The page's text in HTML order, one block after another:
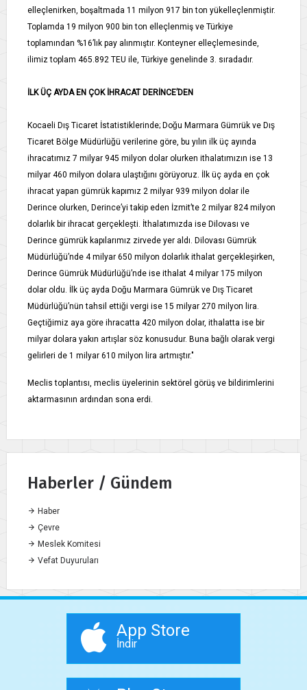
elleçlenirken, boşaltmada 11 milyon 917 bin ton yükelleçlenmiştir.
Toplamda 19 milyon 900 bin ton elleçlenmiş ve Türkiye
toplamından %16’lık pay alınmıştır. Konteyner elleçlemesinde,
ilimiz toplam 465.892 TEU ile, Türkiye genelinde 3. sıradadır.
İLK ÜÇ AYDA EN ÇOK İHRACAT DERİNCE’DEN
Kocaeli Dış Ticaret İstatistiklerinde; Doğu Marmara Gümrük ve Dış
Ticaret Bölge Müdürlüğü verilerine göre, bu yılın ilk üç ayında
ihracatımız 7 milyar 945 milyon dolar olurken ithalatımızın ise 13
milyar 460 milyon dolara ulaştığını görüyoruz. İlk üç ayda en çok
ihracat yapan gümrük kapımız 2 milyar 939 milyon dolar ile
Derince olurken, Derince’yi takip eden İzmit’te 2 milyar 824 milyon
dolarlık bir ihracat gerçekleşti. İthalatımızda ise Dilovası ve
Derince gümrük kapılarımız zirvede yer aldı. Dilovası Gümrük
Müdürlüğü’nde 4 milyar 650 milyon dolarlık ithalat gerçekleşirken,
Derince Gümrük Müdürlüğü’nde ise ithalat 4 milyar 175 milyon
dolar oldu. İlk üç ayda Doğu Marmara Gümrük ve Dış Ticaret
Müdürlüğü’nün tahsil ettiği vergi ise 15 milyar 270 milyon lira.
Geçtiğimiz aya göre ihracatta 420 milyon dolar, ithalatta ise bir
milyar dolara yakın artışlar söz konusudur. Buna bağlı olarak vergi
gelirleri de 1 milyar 610 milyon lira artmıştır."
Meclis toplantısı, meclis üyelerinin sektörel görüş ve bildirimlerini
aktarmasının ardından sona erdi.
Haberler / Gündem
Haber
Çevre
Meslek Komitesi
Vefat Duyuruları
App Store
İndir